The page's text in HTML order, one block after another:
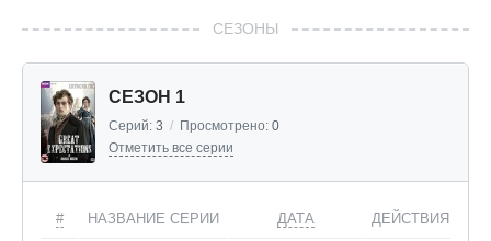
СЕЗОНЫ
СЕЗОН 1
Серий: 3 / Просмотрено: 0
Отметить все серии
# НАЗВАНИЕ СЕРИИ ДАТА ДЕЙСТВИЯ